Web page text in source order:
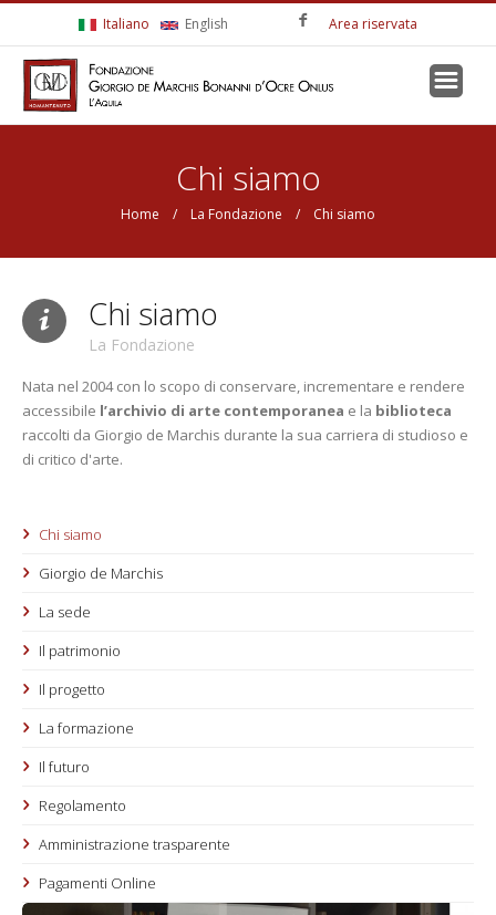
Italiano English Area riservata
Chi siamo
Home / La Fondazione / Chi siamo
Chi siamo
La Fondazione
Nata nel 2004 con lo scopo di conservare, incrementare e rendere
accessibile l’archivio di arte contemporanea e la biblioteca
raccolti da Giorgio de Marchis durante la sua carriera di studioso e
di critico d'arte.
Chi siamo
Giorgio de Marchis
La sede
Il patrimonio
Il progetto
La formazione
Il futuro
Regolamento
Amministrazione trasparente
Pagamenti Online